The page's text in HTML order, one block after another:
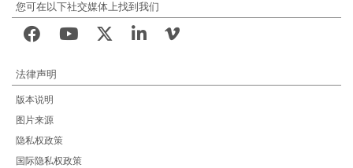
您可在以下社交媒体上找到我们
法律声明
版本说明
图片来源
隐私权政策
国际隐私权政策